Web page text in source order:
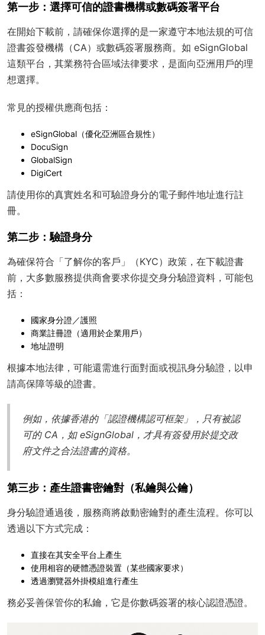
第一步：選擇可信的證書機構或數碼簽署平台
在開始下載前，請確保你選擇的是一家遵守本地法規的可信
證書簽發機構（CA）或數碼簽署服務商。如 eSignGlobal
這類平台，其業務符合區域法律要求，是面向亞洲用戶的理
想選擇。
常見的授權供應商包括：
eSignGlobal（優化亞洲區合規性）
DocuSign
GlobalSign
DigiCert
請使用你的真實姓名和可驗證身分的電子郵件地址進行註
冊。
第二步：驗證身分
為確保符合「了解你的客戶」（KYC）政策，在下載證書
前，大多數服務提供商會要求你提交身分驗證資料，可能包
括：
國家身分證／護照
商業註冊證（適用於企業用戶）
地址證明
根據本地法律，可能還需進行面對面或視訊身分驗證，以申
請高保障等級的證書。
例如，依據香港的「認證機構認可框架」，只有被認
可的 CA，如 eSignGlobal，才具有簽發用於提交政
府文件之合法證書的資格。
第三步：產生證書密鑰對（私鑰與公鑰）
身分驗證通過後，服務商將啟動密鑰對的產生流程。你可以
透過以下方式完成：
直接在其安全平台上產生
使用相容的硬體憑證裝置（某些國家要求）
透過瀏覽器外掛模組進行產生
務必妥善保管你的私鑰，它是你數碼簽署的核心認證憑證。